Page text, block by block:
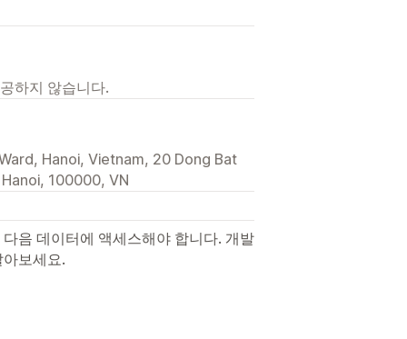
하지 않습니다.
Hanoi, Vietnam, 20 Dong Bat
100000, VN
음 데이터에 액세스해야 합니다. 개발
보세요.